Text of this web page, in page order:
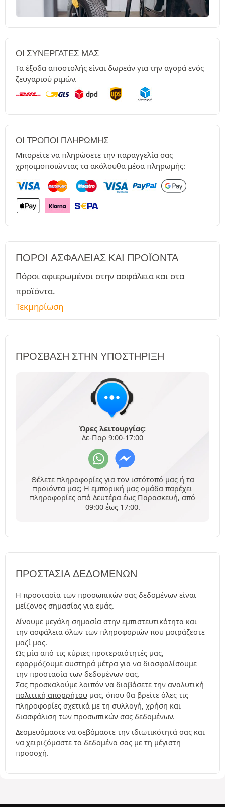
ΟΙ ΣΥΝΕΡΓΆΤΕΣ ΜΑΣ
Τα έξοδα αποστολής είναι δωρεάν για την αγορά ενός
ζευγαριού ριμών.
ΟΙ ΤΡΌΠΟΙ ΠΛΗΡΩΜΉΣ
Μπορείτε να πληρώσετε την παραγγελία σας
χρησιμοποιώντας τα ακόλουθα μέσα πληρωμής:
ΠΌΡΟΙ ΑΣΦΑΛΕΊΑΣ ΚΑΙ ΠΡΟΪΌΝΤΑ
Πόροι αφιερωμένοι στην ασφάλεια και στα
προϊόντα.
Τεκμηρίωση
ΠΡΌΣΒΑΣΗ ΣΤΗΝ ΥΠΟΣΤΉΡΙΞΗ
Ώρες λειτουργίας:
Δε-Παρ 9:00-17:00
Θέλετε πληροφορίες για τον ιστότοπό μας ή τα
προϊόντα μας; Η εμπορική μας ομάδα παρέχει
πληροφορίες από Δευτέρα έως Παρασκευή, από
09:00 έως 17:00.
ΠΡΟΣΤΑΣΊΑ ΔΕΔΟΜΈΝΩΝ
Η προστασία των προσωπικών σας δεδομένων είναι
μείζονος σημασίας για εμάς.
Δίνουμε μεγάλη σημασία στην εμπιστευτικότητα και
την ασφάλεια όλων των πληροφοριών που μοιράζεστε
μαζί μας.
Ως μία από τις κύριες προτεραιότητές μας,
εφαρμόζουμε αυστηρά μέτρα για να διασφαλίσουμε
την προστασία των δεδομένων σας.
Σας προσκαλούμε λοιπόν να διαβάσετε την αναλυτική
πολιτική απορρήτου μας, όπου θα βρείτε όλες τις
πληροφορίες σχετικά με τη συλλογή, χρήση και
διασφάλιση των προσωπικών σας δεδομένων.
Δεσμευόμαστε να σεβόμαστε την ιδιωτικότητά σας και
να χειριζόμαστε τα δεδομένα σας με τη μέγιστη
προσοχή.